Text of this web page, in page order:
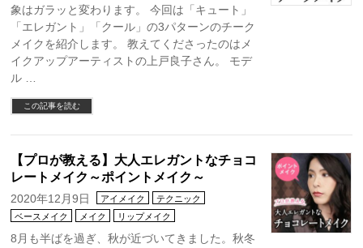
象はガラッと変わります。 今回は「キュート」
「エレガント」「クール」の3パターンのチーク
メイクを紹介します。 教えてくださったのはメ
イクアップアーティストの上戸良子さん。 モデ
ル …
この記事を読む
【プロが教える】大人エレガントなチョコ
レートメイク～ポイントメイク～
2020年12月9日 アイメイク
テクニック
ベースメイク
メイク リップメイク
8月も半ばを過ぎ、秋が近づいてきました。秋冬